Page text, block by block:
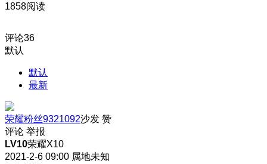
1858阅读
评论36
默认
默认
最新
荣耀粉丝9321092沙发 赞
评论 举报
LV10荣耀X10
2021-2-6 09:00 属地未知